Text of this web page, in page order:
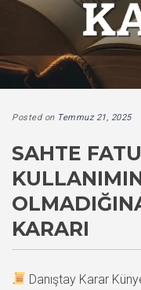
Posted on Temmuz 21, 2025
SAHTE
KARARI
Danıştay Karar